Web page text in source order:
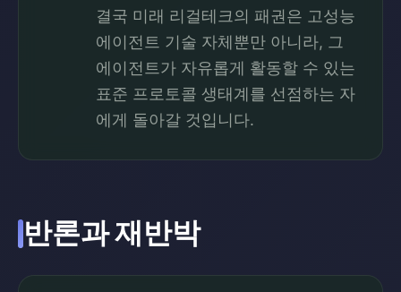
결국 미래 리걸테크의 패권은 고성능
에이전트 기술 자체뿐만 아니라, 그
에이전트가 자유롭게 활동할 수 있는
표준 프로토콜 생태계를 선점하는 자
에게 돌아갈 것입니다.
반론과 재반박